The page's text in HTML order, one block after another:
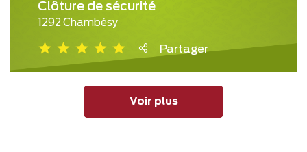
Clôture de sécurité
1292 Chambésy
Partager
Voir plus